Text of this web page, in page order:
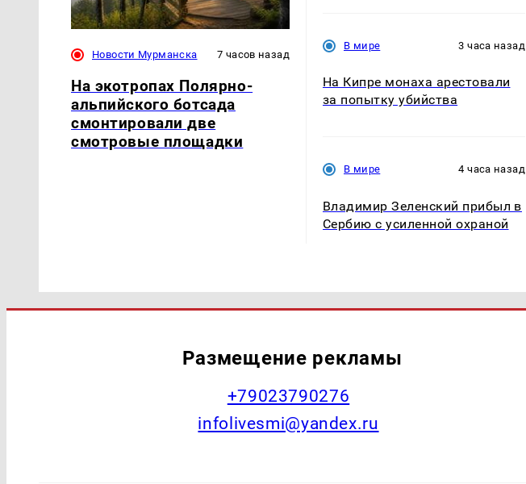
Новости Мурманска 7 часов назад
На экотропах Полярно-
альпийского ботсада
смонтировали две
смотровые площадки
В мире 3 часа назад
На Кипре монаха арестовали
за попытку убийства
В мире 4 часа назад
Владимир Зеленский прибыл в
Сербию с усиленной охраной
Размещение рекламы
+79023790276
infolivesmi@yandex.ru